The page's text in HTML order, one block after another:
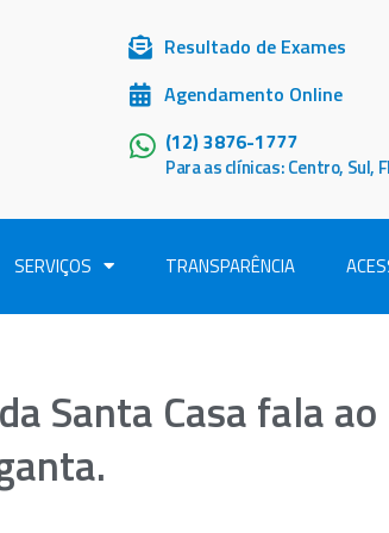
Resultado de Exames
Agendamento Online
(12) 3876-1777
Para as clínicas: Centro, Sul,
SERVIÇOS TRANSPARÊNCIA
Santa Casa fala ao